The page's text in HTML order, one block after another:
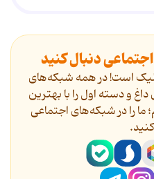
دنبال کنید
است! در همه شبکه‌های
و دسته اول را با بهترین
ما را در شبکه‌های اجتماعی